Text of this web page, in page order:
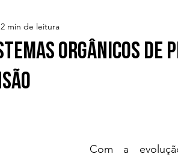
orgânicos de
2 min de leitura
Com a